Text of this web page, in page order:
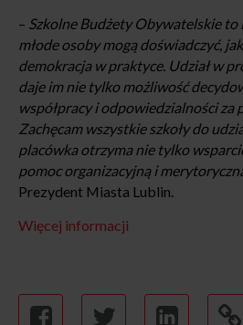
– Szkolne Budżety Obywatelskie
młode osoby mogą doświadczyć,
demokracja w praktyce. Udział w
daje im nie tylko możliwość
współpracy i odpowiedzialności za
Zachęcam wszystkie szkoły do
placówka otrzyma nie tylko
pomoc organizacyjną i
Prezydent Miasta Lublin.
Więcej informacji